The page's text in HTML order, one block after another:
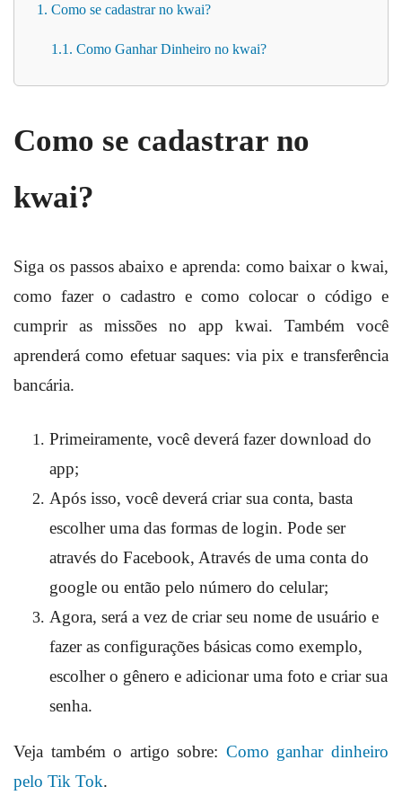
1. Como se cadastrar no kwai?
1.1. Como Ganhar Dinheiro no kwai?
Como se cadastrar no
kwai?
Siga os passos abaixo e aprenda: como baixar o kwai,
como fazer o cadastro e como colocar o código e
cumprir as missões no app kwai. Também você
aprenderá como efetuar saques: via pix e transferência
bancária.
Primeiramente, você deverá fazer download do
app;
Após isso, você deverá criar sua conta, basta
escolher uma das formas de login. Pode ser
através do Facebook, Através de uma conta do
google ou então pelo número do celular;
Agora, será a vez de criar seu nome de usuário e
fazer as configurações básicas como exemplo,
escolher o gênero e adicionar uma foto e criar sua
senha.
Veja também o artigo sobre: Como ganhar dinheiro
pelo Tik Tok.